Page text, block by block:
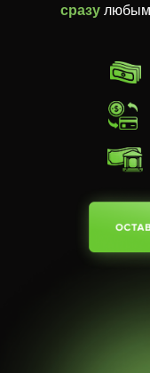
сразу любым